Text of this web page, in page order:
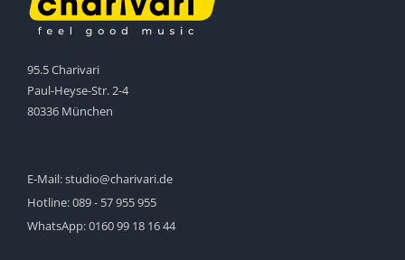
95.5 Charivari
Paul-Heyse-Str. 2-4
80336 München
E-Mail:studio@charivari.de
Hotline:089 - 57 955 955
WhatsApp:0160 99 18 16 44